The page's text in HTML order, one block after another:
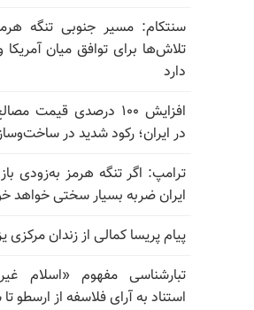
سنتکام: مسیر جنوبی تنگه
تلاش‌ها برای توافق میان آمریکا
دارد
افزایش ۱۰۰ درصدی قیمت
در ایران؛ رکود شدید در
ترامپ: اگر تنگه هرمز به‌زودی
ایران ضربه بسیار سختی خواهد
پیام پریسا کمالی از زندان مرکزی
تبارشناسی مفهوم «اسلام
استناد به آرای فلاسفه از ارسطو تا